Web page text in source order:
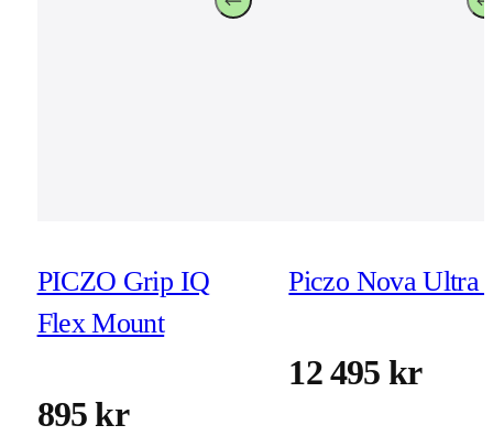
PICZO Grip IQ
Flex Mount
895 kr
Piczo Nova Ultra
12 495 kr